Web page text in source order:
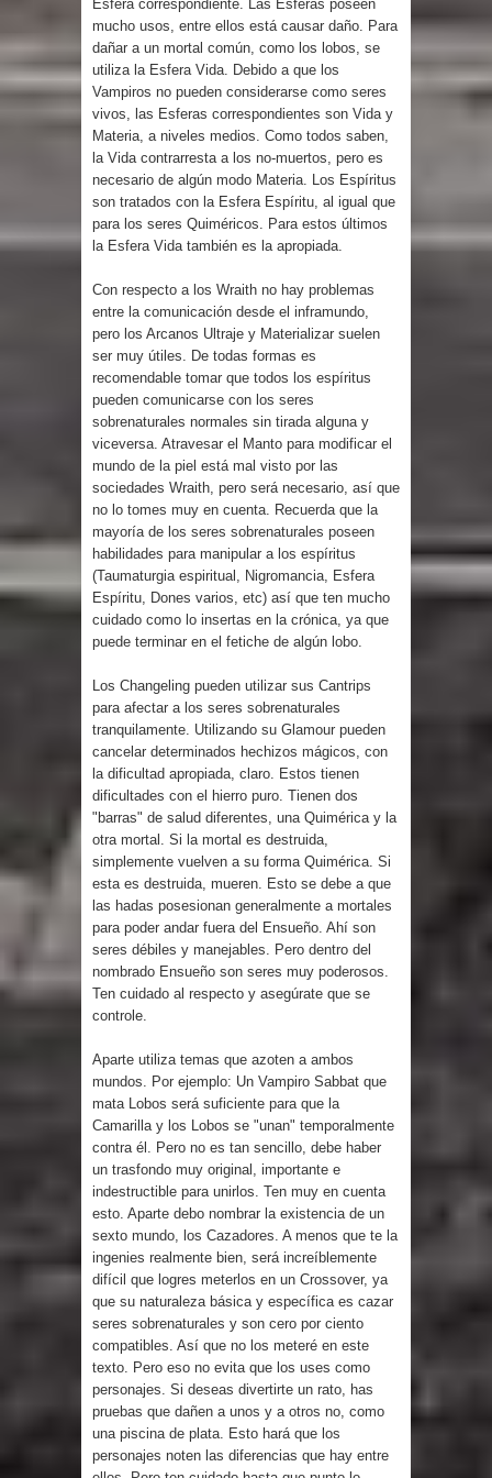
Esfera correspondiente. Las Esferas poseen
mucho usos, entre ellos está causar daño. Para
dañar a un mortal común, como los lobos, se
utiliza la Esfera Vida. Debido a que los
Vampiros no pueden considerarse como seres
vivos, las Esferas correspondientes son Vida y
Materia, a niveles medios. Como todos saben,
la Vida contrarresta a los no-muertos, pero es
necesario de algún modo Materia. Los Espíritus
son tratados con la Esfera Espíritu, al igual que
para los seres Quiméricos. Para estos últimos
la Esfera Vida también es la apropiada.
Con respecto a los Wraith no hay problemas
entre la comunicación desde el inframundo,
pero los Arcanos Ultraje y Materializar suelen
ser muy útiles. De todas formas es
recomendable tomar que todos los espíritus
pueden comunicarse con los seres
sobrenaturales normales sin tirada alguna y
viceversa. Atravesar el Manto para modificar el
mundo de la piel está mal visto por las
sociedades Wraith, pero será necesario, así que
no lo tomes muy en cuenta. Recuerda que la
mayoría de los seres sobrenaturales poseen
habilidades para manipular a los espíritus
(Taumaturgia espiritual, Nigromancia, Esfera
Espíritu, Dones varios, etc) así que ten mucho
cuidado como lo insertas en la crónica, ya que
puede terminar en el fetiche de algún lobo.
Los Changeling pueden utilizar sus Cantrips
para afectar a los seres sobrenaturales
tranquilamente. Utilizando su Glamour pueden
cancelar determinados hechizos mágicos, con
la dificultad apropiada, claro. Estos tienen
dificultades con el hierro puro. Tienen dos
"barras" de salud diferentes, una Quimérica y la
otra mortal. Si la mortal es destruida,
simplemente vuelven a su forma Quimérica. Si
esta es destruida, mueren. Esto se debe a que
las hadas posesionan generalmente a mortales
para poder andar fuera del Ensueño. Ahí son
seres débiles y manejables. Pero dentro del
nombrado Ensueño son seres muy poderosos.
Ten cuidado al respecto y asegúrate que se
controle.
Aparte utiliza temas que azoten a ambos
mundos. Por ejemplo: Un Vampiro Sabbat que
mata Lobos será suficiente para que la
Camarilla y los Lobos se "unan" temporalmente
contra él. Pero no es tan sencillo, debe haber
un trasfondo muy original, importante e
indestructible para unirlos. Ten muy en cuenta
esto. Aparte debo nombrar la existencia de un
sexto mundo, los Cazadores. A menos que te la
ingenies realmente bien, será increíblemente
difícil que logres meterlos en un Crossover, ya
que su naturaleza básica y específica es cazar
seres sobrenaturales y son cero por ciento
compatibles. Así que no los meteré en este
texto. Pero eso no evita que los uses como
personajes. Si deseas divertirte un rato, has
pruebas que dañen a unos y a otros no, como
una piscina de plata. Esto hará que los
personajes noten las diferencias que hay entre